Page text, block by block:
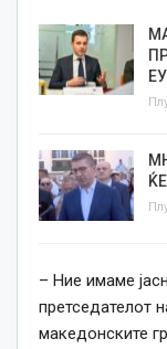
– Ние имаме
претседателот
македонските